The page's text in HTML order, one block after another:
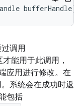
调用
能用于此调用，
应用进行修改。在
系统会在成功时返
包括